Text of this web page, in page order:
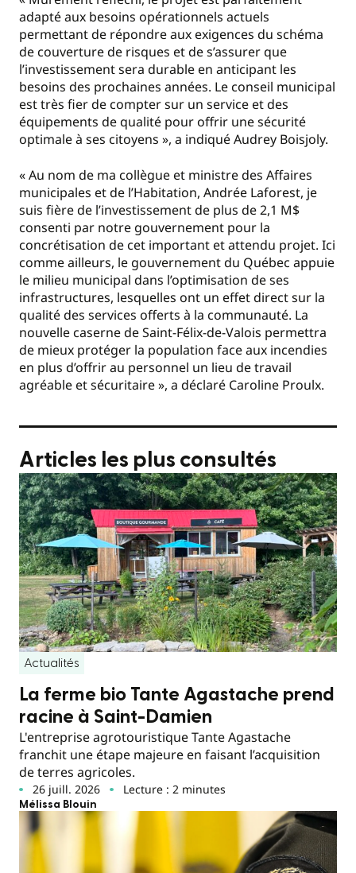
adapté aux besoins opérationnels actuels
permettant de répondre aux exigences du schéma
de couverture de risques et de s’assurer que
l’investissement sera durable en anticipant les
besoins des prochaines années. Le conseil municipal
est très fier de compter sur un service et des
équipements de qualité pour offrir une sécurité
optimale à ses citoyens », a indiqué Audrey Boisjoly.
« Au nom de ma collègue et ministre des Affaires
municipales et de l’Habitation, Andrée Laforest, je
suis fière de l’investissement de plus de 2,1 M$
consenti par notre gouvernement pour la
concrétisation de cet important et attendu projet. Ici
comme ailleurs, le gouvernement du Québec appuie
le milieu municipal dans l’optimisation de ses
infrastructures, lesquelles ont un effet direct sur la
qualité des services offerts à la communauté. La
nouvelle caserne de Saint-Félix-de-Valois permettra
de mieux protéger la population face aux incendies
en plus d’offrir au personnel un lieu de travail
agréable et sécuritaire », a déclaré Caroline Proulx.
Articles les plus consultés
Actualités
La ferme bio Tante Agastache prend
racine à Saint-Damien
L'entreprise agrotouristique Tante Agastache
franchit une étape majeure en faisant l’acquisition
de terres agricoles.
26 juill. 2026 Lecture : 2 minutes
Mélissa Blouin